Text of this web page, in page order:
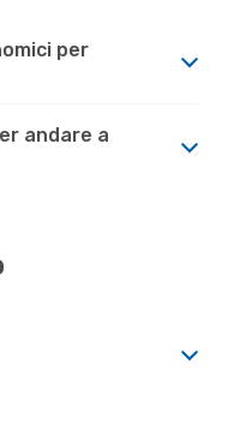
per
andare a